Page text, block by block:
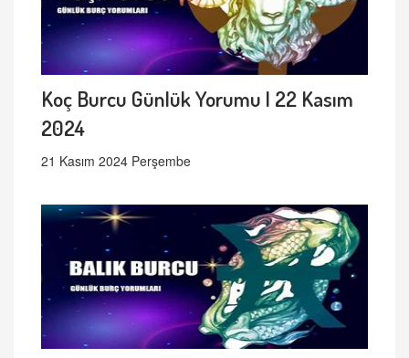
Koç Burcu Günlük Yorumu | 22 Kasım
2024
21 Kasım 2024 Perşembe